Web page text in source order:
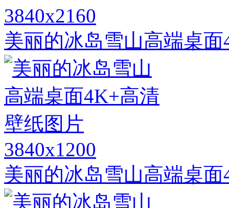
3840x2160
美丽的冰岛雪山高端桌
3840x1200
美丽的冰岛雪山高端桌